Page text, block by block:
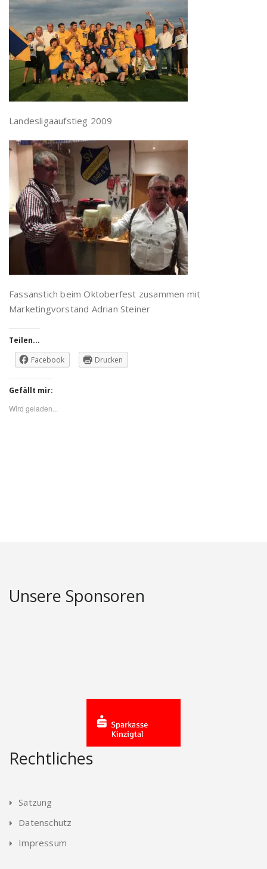
Landesligaaufstieg 2009
Fassanstich beim Oktoberfest zusammen mit
Marketingvorstand Adrian Steiner
Teilen...
Facebook
Drucken
Gefällt mir:
Wird geladen...
Unsere Sponsoren
Rechtliches
Satzung
Datenschutz
Impressum